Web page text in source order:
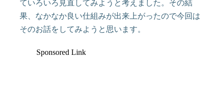
ていろいろ見直してみようと考えました。その結
果、なかなか良い仕組みが出来上がったので今回は
そのお話をしてみようと思います。
Sponsored Link